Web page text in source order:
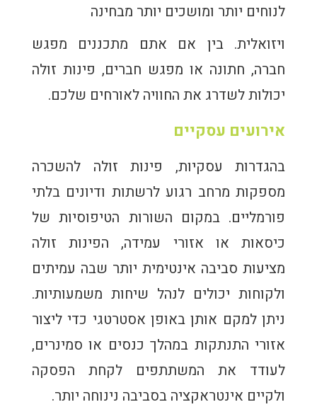
לנוחים יותר ומושכים יותר מבחינה
ויזואלית. בין אם אתם מתכננים מפגש
חברה, חתונה או מפגש חברים, פינות זולה
יכולות לשדרג את החוויה לאורחים שלכם.
אירועים עסקיים
בהגדרות עסקיות, פינות זולה להשכרה
מספקות מרחב רגוע לרשתות ודיונים בלתי
פורמליים. במקום השורות הטיפוסיות של
כיסאות או אזורי עמידה, הפינות זולה
מציעות סביבה אינטימית יותר שבה עמיתים
ולקוחות יכולים לנהל שיחות משמעותיות.
ניתן למקם אותן באופן אסטרטגי כדי ליצור
אזורי התנתקות במהלך כנסים או סמינרים,
לעודד את המשתתפים לקחת הפסקה
ולקיים אינטראקציה בסביבה נינוחה יותר.